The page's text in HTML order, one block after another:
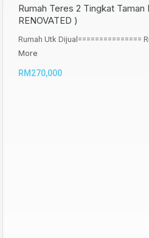
Rumah Teres 2 Tingkat Taman
RENOVATED )
Rumah Utk Dijual===============
More
RM270,000